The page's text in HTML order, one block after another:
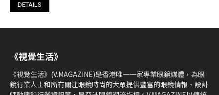
DETAILS
《視覺生活》
《視覺生活》(V.MAGAZINE)是香港唯一一家專業眼鏡媒體，為眼
鏡行業人士和所有關注眼鏡時尚的大眾提供豐富的眼鏡情報、設計